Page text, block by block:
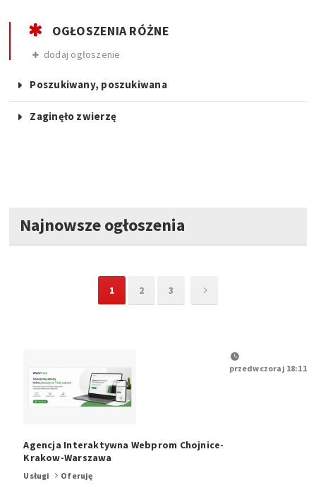
OGŁOSZENIA RÓŻNE
dodaj ogłoszenie
Poszukiwany, poszukiwana
Zaginęło zwierzę
Najnowsze ogłoszenia
1 2 3
przedwczoraj 18:11
Agencja Interaktywna Webprom Chojnice-
Krakow-Warszawa
Usługi Oferuję